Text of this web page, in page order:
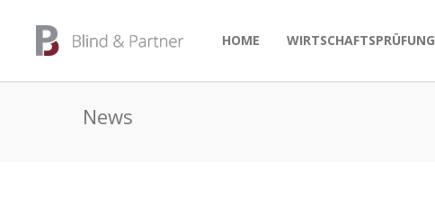
HOME WIRTSCHAFTSPRÜFUNG
News